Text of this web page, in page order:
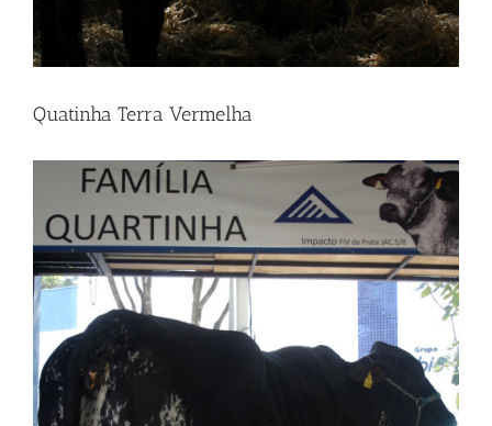
Quatinha Terra Vermelha